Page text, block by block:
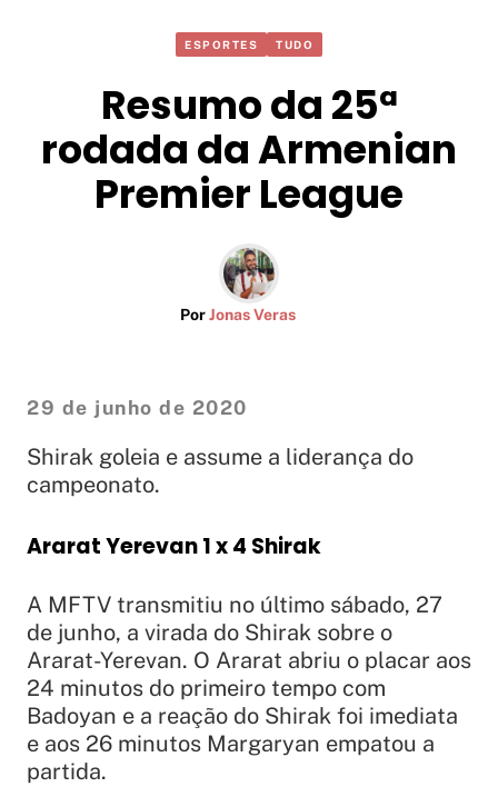
ESPORTES TUDO
Resumo da 25ª
rodada da Armenian
Premier League
PorJonas Veras
29 de junho de 2020
Shirak goleia e assume a liderança do
campeonato.
Ararat Yerevan 1 x 4 Shirak
A MFTV transmitiu no último sábado, 27
de junho, a virada do Shirak sobre o
Ararat-Yerevan. O Ararat abriu o placar aos
24 minutos do primeiro tempo com
Badoyan e a reação do Shirak foi imediata
e aos 26 minutos Margaryan empatou a
partida.